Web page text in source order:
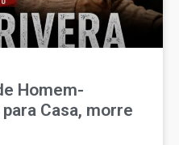
Homem-
Casa, morre